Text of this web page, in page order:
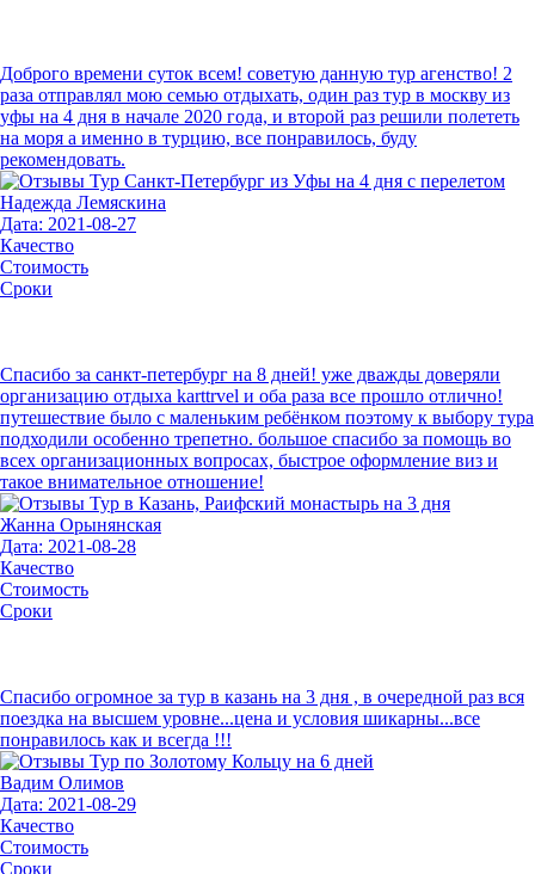
Доброго времени суток всем! советую данную тур агенство! 2
раза отправлял мою семью отдыхать, один раз тур в москву из
уфы на 4 дня в начале 2020 года, и второй раз решили полететь
на моря а именно в турцию, все понравилось, буду
рекомендовать.
Надежда Лемяскина
Дата: 2021-08-27
Качество
Стоимость
Сроки
Спасибо за санкт-петербург на 8 дней! уже дважды доверяли
организацию отдыха karttrvel и оба раза все прошло отлично!
путешествие было с маленьким ребёнком поэтому к выбору тура
подходили особенно трепетно. большое спасибо за помощь во
всех организационных вопросах, быстрое оформление виз и
такое внимательное отношение!
Жанна Орынянская
Дата: 2021-08-28
Качество
Стоимость
Сроки
Спасибо огромное за тур в казань на 3 дня , в очередной раз вся
поездка на высшем уровне...цена и условия шикарны...все
понравилось как и всегда !!!
Вадим Олимов
Дата: 2021-08-29
Качество
Стоимость
Сроки